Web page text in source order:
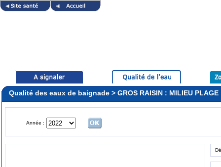
Qualité des eaux de baignade > GROS RAISIN : MILIEU PLAGE
Année :